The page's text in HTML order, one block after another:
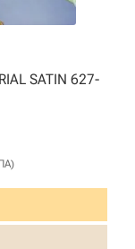
SATIN 627-